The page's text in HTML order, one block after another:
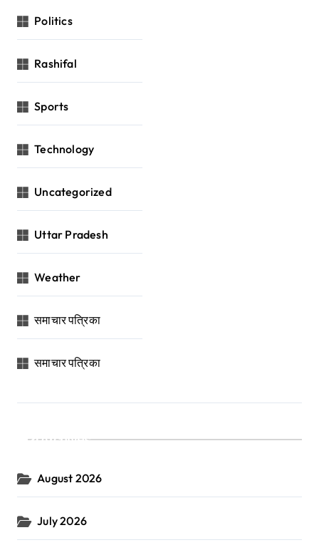
Politics
Rashifal
Sports
Technology
Uncategorized
Uttar Pradesh
Weather
समाचार पत्रिका
समाचार पत्रिका
Archives
August 2026
July 2026